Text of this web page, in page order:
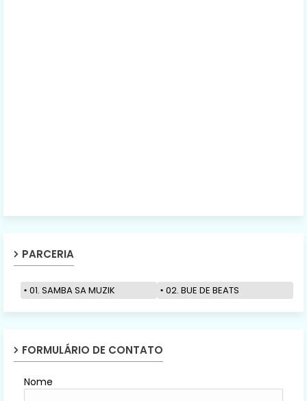
PARCERIA
01. SAMBA SA MUZIK 02. BUE DE BEATS
FORMULÁRIO DE CONTATO
Nome